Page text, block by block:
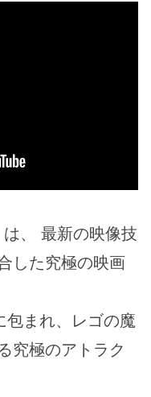
は、 最新の映像技
した究極の映画
包まれ、レゴの魔
究極のアトラク